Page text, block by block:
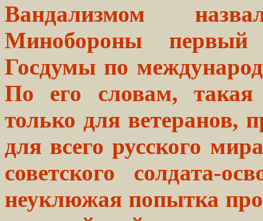
Вандализмом
Минобороны первый
Госдумы по
По его словам, такая
только для
для всего русского
советского солдата-
неуклюжая попытка